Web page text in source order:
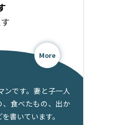
More
ンです。妻と子一人
食べたもの、出か
書いています。